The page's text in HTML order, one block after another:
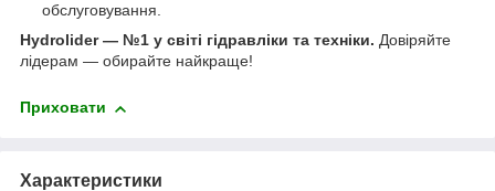
обслуговування.
Hydrolider — №1 у світі гідравліки та техніки. Довіряйте
лідерам — обирайте найкраще!
Приховати
Характеристики